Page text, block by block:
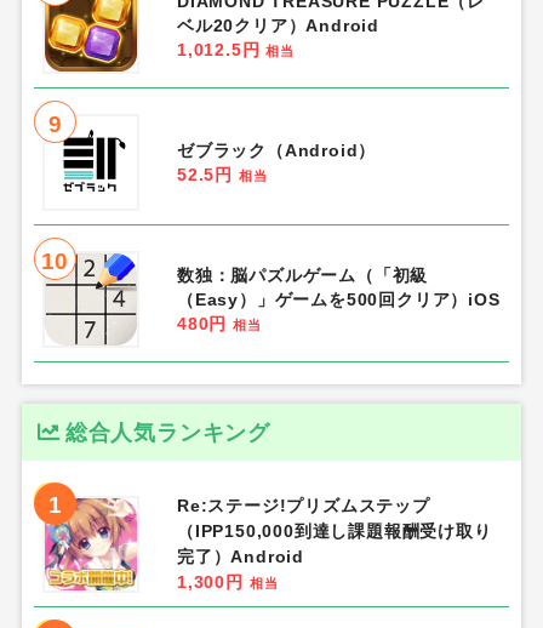
ベル20クリア）Android
1,012.5円
相当
9
ゼブラック（Android）
52.5円
相当
10
数独：脳パズルゲーム（「初級
（Easy）」ゲームを500回クリア）iOS
480円
相当
総合人気ランキング
1
Re:ステージ!プリズムステップ
（IPP150,000到達し課題報酬受け取り
完了）Android
1,300円
相当